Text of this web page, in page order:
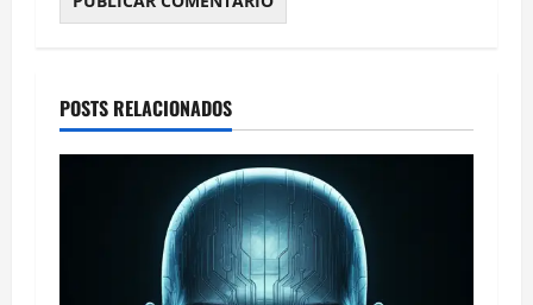
POSTS RELACIONADOS